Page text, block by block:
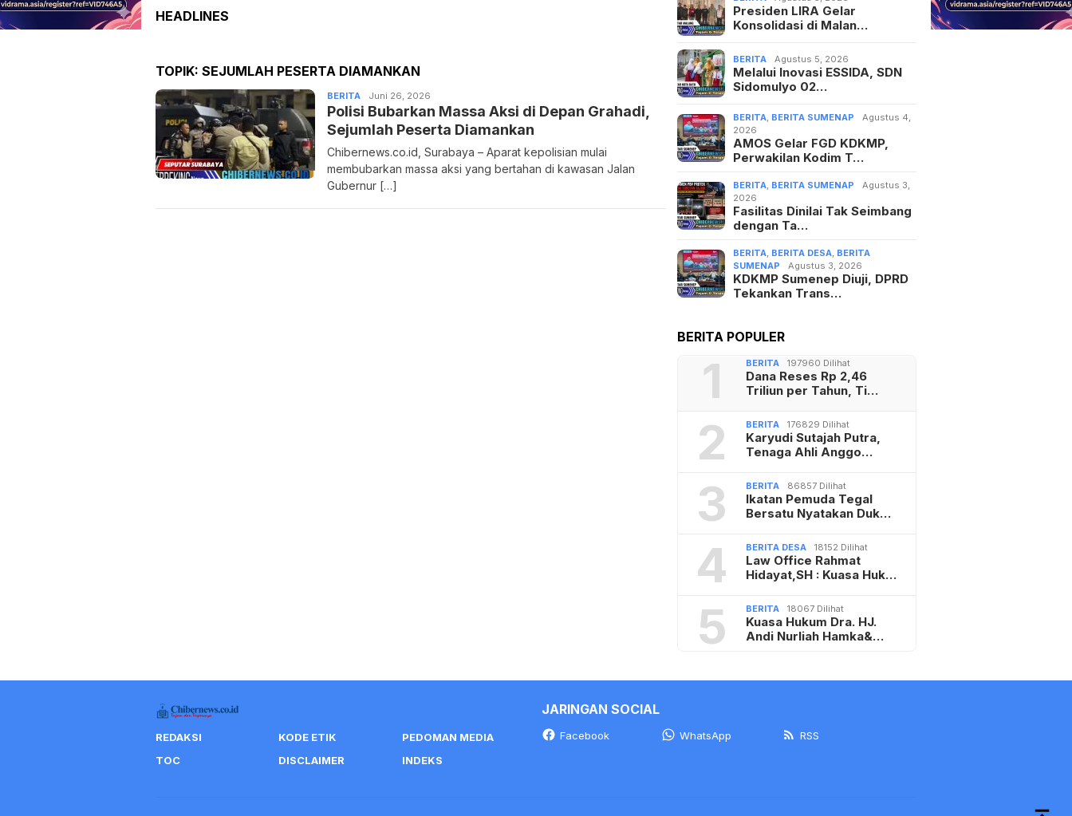
HEADLINES
TOPIK: SEJUMLAH PESERTA DIAMANKAN
BERITA Admin
Juni 26, 2026
Polisi Bubarkan Massa Aksi di Depan Grahadi,
Sejumlah Peserta Diamankan
Chibernews.co.id, Surabaya – Aparat kepolisian mulai
membubarkan massa aksi yang bertahan di kawasan Jalan
Gubernur […]
Presiden LIRA Gelar
Konsolidasi di Malan…
BERITA Agustus 5, 2026
Melalui Inovasi ESSIDA, SDN
Sidomulyo 02…
BERITA BERITA SUMENAP
Agustus 4,
2026
AMOS Gelar FGD KDKMP,
Perwakilan Kodim T…
BERITA BERITA SUMENAP
Agustus 3,
2026
Fasilitas Dinilai Tak Seimbang
dengan Ta…
BERITA BERITA DESA BERITA
SUMENAP
Agustus 3, 2026
KDKMP Sumenep Diuji, DPRD
Tekankan Trans…
BERITA POPULER
1 BERITA 197960 Dilihat
Dana Reses Rp 2,46
Triliun per Tahun, Ti…
2 BERITA 176829 Dilihat
Karyudi Sutajah Putra,
Tenaga Ahli Anggo…
3 BERITA 86857 Dilihat
Ikatan Pemuda Tegal
Bersatu Nyatakan Duk…
4 BERITA DESA 18152 Dilihat
Law Office Rahmat
Hidayat,SH : Kuasa Huk…
5 BERITA 18067 Dilihat
Kuasa Hukum Dra. HJ.
Andi Nurliah Hamka&…
REDAKSI KODE ETIK
PEDOMAN MEDIA
TOC
DISCLAIMER INDEKS
JARINGAN SOCIAL
Facebook WhatsApp RSS